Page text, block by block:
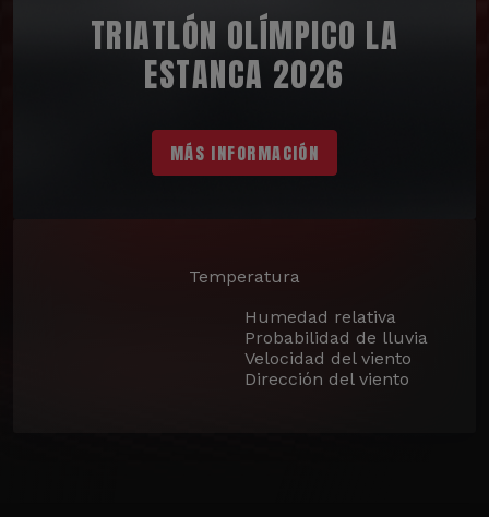
TRIATLÓN OLÍMPICO LA
ESTANCA 2026
MÁS INFORMACIÓN
Temperatura
Humedad relativa
Probabilidad de lluvia
Velocidad del viento
Dirección del viento